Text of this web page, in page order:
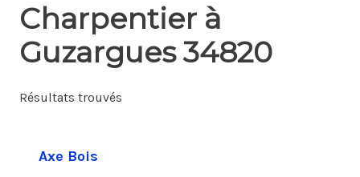
Charpentier à
Guzargues 34820
Résultats trouvés
Axe Bois